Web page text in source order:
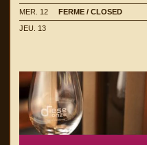
MER. 12
FERME / CLOSED
JEU. 13